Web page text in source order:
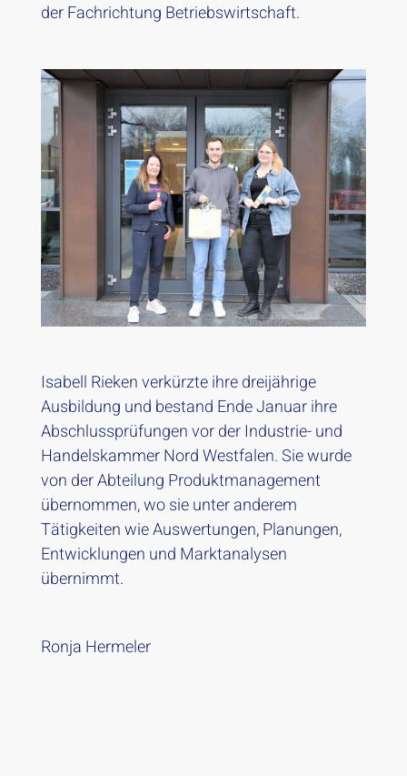
der Fachrichtung Betriebswirtschaft.
Isabell Rieken verkürzte ihre dreijährige
Ausbildung und bestand Ende Januar ihre
Abschlussprüfungen vor der Industrie- und
Handelskammer Nord Westfalen. Sie wurde
von der Abteilung Produktmanagement
übernommen, wo sie unter anderem
Tätigkeiten wie Auswertungen, Planungen,
Entwicklungen und Marktanalysen
übernimmt.
Ronja Hermeler